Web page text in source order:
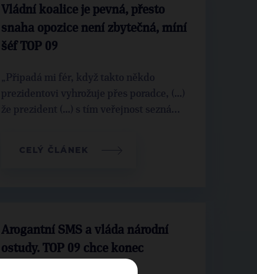
Vládní koalice je pevná, přesto
snaha opozice není zbytečná, míní
šéf TOP 09
„Připadá mi fér, když takto někdo
prezidentovi vyhrožuje přes poradce, (…)
že prezident (…) s tím veřejnost sezná...
CELÝ ČLÁNEK
Arogantní SMS a vláda národní
ostudy. TOP 09 chce konec